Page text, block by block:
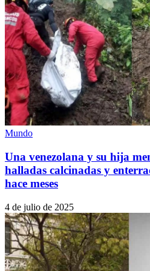
Mundo
Una venezolana y su hija
halladas calcinadas y
hace meses
4 de julio de 2025